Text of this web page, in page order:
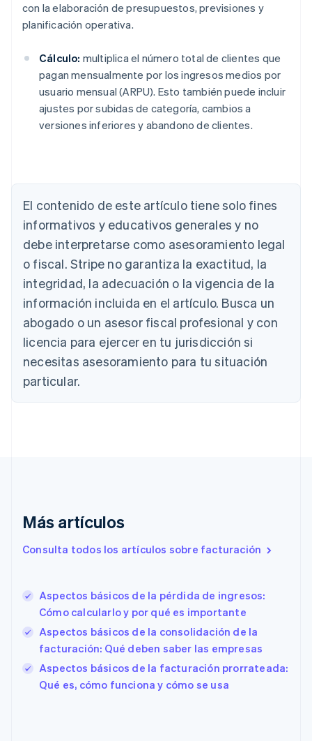
con la elaboración de presupuestos, previsiones y
planificación operativa.
Cálculo: multiplica el número total de clientes que
pagan mensualmente por los ingresos medios por
usuario mensual (ARPU). Esto también puede incluir
ajustes por subidas de categoría, cambios a
versiones inferiores y abandono de clientes.
El contenido de este artículo tiene solo fines
informativos y educativos generales y no
debe interpretarse como asesoramiento legal
o fiscal. Stripe no garantiza la exactitud, la
integridad, la adecuación o la vigencia de la
información incluida en el artículo. Busca un
abogado o un asesor fiscal profesional y con
licencia para ejercer en tu jurisdicción si
necesitas asesoramiento para tu situación
particular.
Más artículos
Consulta todos los artículos sobre facturación
Aspectos básicos de la pérdida de ingresos:
Cómo calcularlo y por qué es importante
Aspectos básicos de la consolidación de la
facturación: Qué deben saber las empresas
Aspectos básicos de la facturación prorrateada:
Qué es, cómo funciona y cómo se usa
DeutschEnglish
Australia
Austria
DeutschEnglish
Bélgica
Nederlands
Brasil
PortuguêsEnglish
Bulgaria
English
Canadá
English
China continental
简体中文English
English
English
España
Español
Estados Unidos
EnglishEspañol简体中文
Estonia
Finlandia
EnglishSvenska